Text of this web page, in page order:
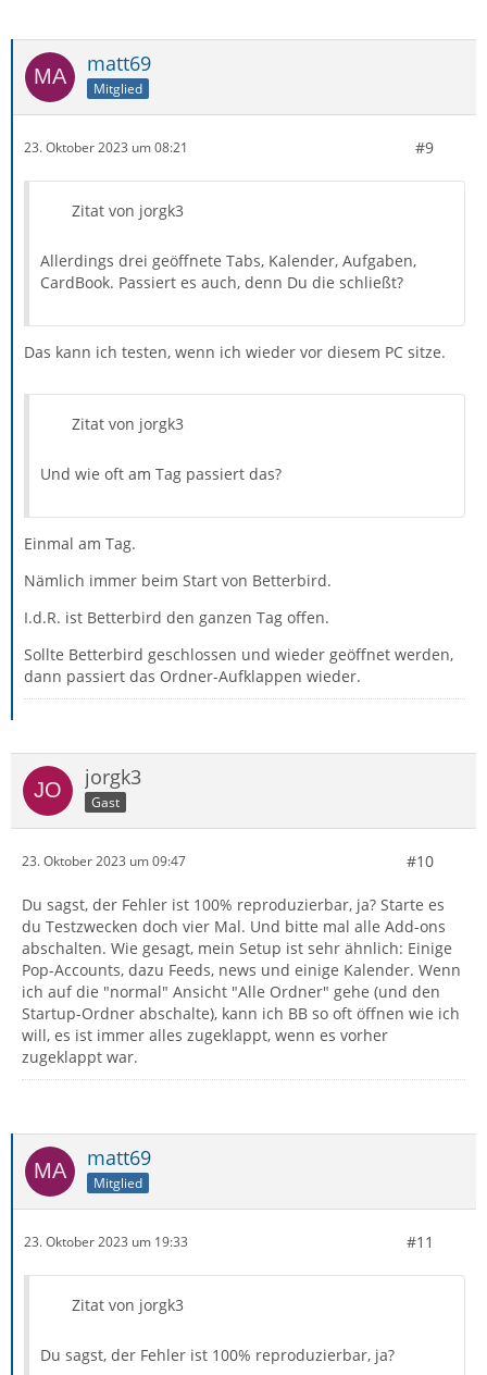
matt69
Mitglied
23. Oktober 2023 um 08:21 #9
Zitat von jorgk3
Allerdings drei geöffnete Tabs, Kalender, Aufgaben,
CardBook. Passiert es auch, denn Du die schließt?
Das kann ich testen, wenn ich wieder vor diesem PC sitze.
Zitat von jorgk3
Und wie oft am Tag passiert das?
Einmal am Tag.
Nämlich immer beim Start von Betterbird.
I.d.R. ist Betterbird den ganzen Tag offen.
Sollte Betterbird geschlossen und wieder geöffnet werden,
dann passiert das Ordner-Aufklappen wieder.
jorgk3
Gast
23. Oktober 2023 um 09:47 #10
Du sagst, der Fehler ist 100% reproduzierbar, ja? Starte es
du Testzwecken doch vier Mal. Und bitte mal alle Add-ons
abschalten. Wie gesagt, mein Setup ist sehr ähnlich: Einige
Pop-Accounts, dazu Feeds, news und einige Kalender. Wenn
ich auf die "normal" Ansicht "Alle Ordner" gehe (und den
Startup-Ordner abschalte), kann ich BB so oft öffnen wie ich
will, es ist immer alles zugeklappt, wenn es vorher
zugeklappt war.
matt69
Mitglied
23. Oktober 2023 um 19:33 #11
Zitat von jorgk3
Du sagst, der Fehler ist 100% reproduzierbar, ja?